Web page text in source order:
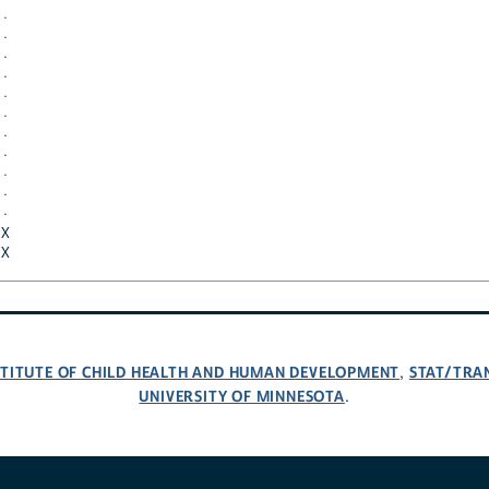
·
·
·
·
·
·
·
·
·
·
·
X
X
OF CHILD HEALTH AND HUMAN DEVELOPMENT, STAT/
UNIVERSITY OF MINNESOTA.